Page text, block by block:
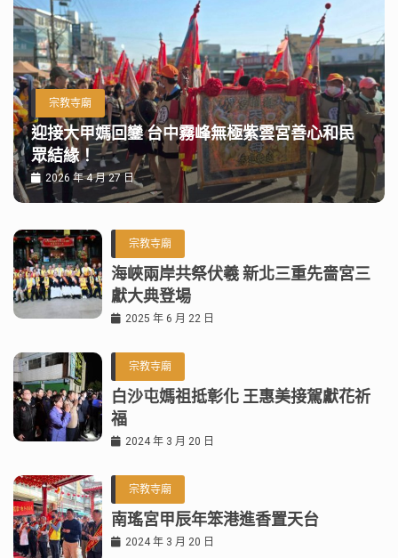
宗教寺廟
迎接大甲媽回鑾 台中霧峰無極紫雲宮善心和民
眾結緣！
2026 年 4 月 27 日
宗教寺廟
海峽兩岸共祭伏羲 新北三重先嗇宮三
獻大典登場
2025 年 6 月 22 日
宗教寺廟
白沙屯媽祖抵彰化 王惠美接駕獻花祈
福
2024 年 3 月 20 日
宗教寺廟
南瑤宮甲辰年笨港進香置天台
2024 年 3 月 20 日